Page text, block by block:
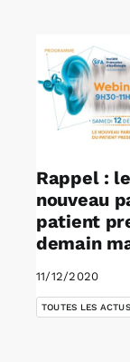
Rechercher:
Annonces
Rappel :
nouveau
patient
demain
11/12/2020
TOUTES LES ACTUS